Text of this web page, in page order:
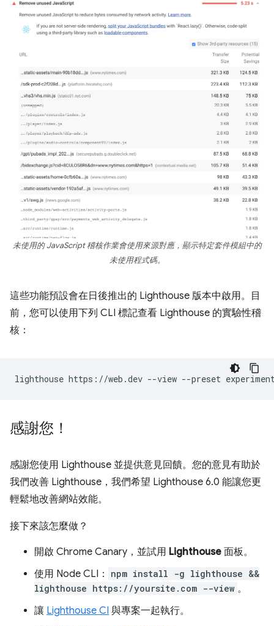
未使用的 JavaScript 稽核作業會使用來源對應，顯示特定套件模組中的
未使用程式碼。
這些功能預設會在日後推出的 Lighthouse 版本中啟用。目
前，您可以使用下列 CLI 標記查看 Lighthouse 的實驗性稽
核：
lighthouse https://web.dev --view --preset
感謝您！
感謝您使用 Lighthouse 並提供意見回饋。您的意見有助於
我們改善 Lighthouse，我們希望 Lighthouse 6.0 能讓您更
輕鬆地改善網站效能。
接下來該怎麼做？
開啟 Chrome Canary，並試用 Lighthouse 面板。
使用 Node CLI：
npm install -g lighthouse &&
lighthouse https://yoursite.com --view 。
讓 Lighthouse CI 與專案一起執行。